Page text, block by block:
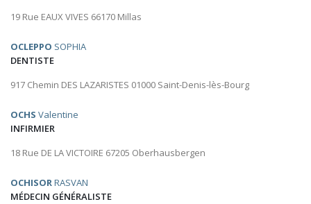
19 Rue EAUX VIVES 66170 Millas
OCLEPPO SOPHIA
DENTISTE
917 Chemin DES LAZARISTES 01000 Saint-Denis-lès-Bourg
OCHS Valentine
INFIRMIER
18 Rue DE LA VICTOIRE 67205 Oberhausbergen
OCHISORRASVAN
MÉDECIN GÉNÉRALISTE